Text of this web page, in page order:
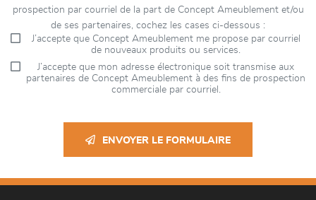
prospection par courriel de la part de Concept Ameublement et/ou
de ses partenaires, cochez les cases ci-dessous :
J’accepte que Concept Ameublement me propose par courriel
de nouveaux produits ou services.
J’accepte que mon adresse électronique soit transmise aux
partenaires de Concept Ameublement à des fins de prospection
commerciale par courriel.
ENVOYER LE FORMULAIRE